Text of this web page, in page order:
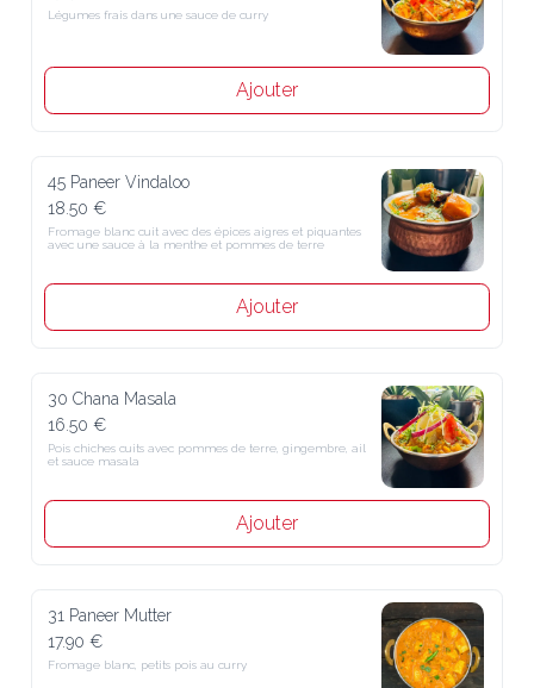
Légumes frais dans une sauce de curry
Ajouter
45 Paneer Vindaloo
18.50 €
Fromage blanc cuit avec des épices aigres et piquantes avec une
sauce à la menthe et pommes de terre
Ajouter
30 Chana Masala
16.50 €
Pois chiches cuits avec pommes de terre, gingembre, ail et sauce
masala
Ajouter
31 Paneer Mutter
17.90 €
Fromage blanc, petits pois au curry